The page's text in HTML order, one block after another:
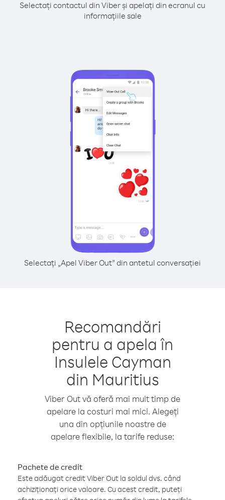
Selectați contactul din Viber și apelați din ecranul cu
informațiile sale
Selectați „Apel Viber Out” din antetul conversației
Recomandări
pentru a apela în
Insulele Cayman
din Mauritius
Viber Out vă oferă mai mult timp de
apelare la costuri mai mici. Alegeți
una din opțiunile noastre de
apelare flexibile, la tarife reduse:
Pachete de credit
Este adăugat credit Viber Out la soldul dvs. când
achiziționați orice valoare. Cu acest credit, puteți